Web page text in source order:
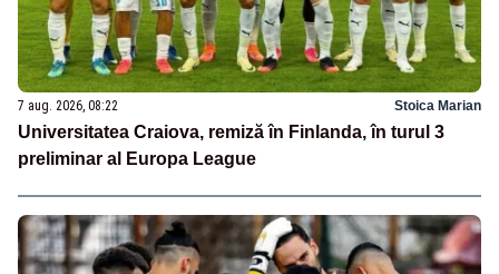
7 aug. 2026, 08:22 Stoica Marian
Universitatea Craiova, remiză în Finlanda, în turul 3
preliminar al Europa League